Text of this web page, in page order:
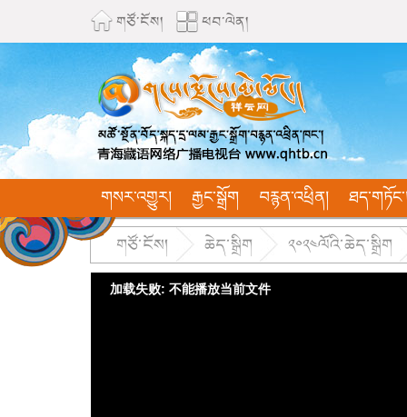
གཙོ་ངོས། ཕབ་ལེན།
གསར་འགྱུར། རྒྱང་སྒྲོག བརྙན་འཕྲིན།
གཙོ་ངོས། ཆེད་སྒྲིག ༢༠༢༤ལོའི་ཆེད་སྒྲིག
加载失败: 不能播放当前文件